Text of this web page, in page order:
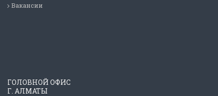
Вакансии
ГОЛОВНОЙ ОФИС
Г. АЛМАТЫ